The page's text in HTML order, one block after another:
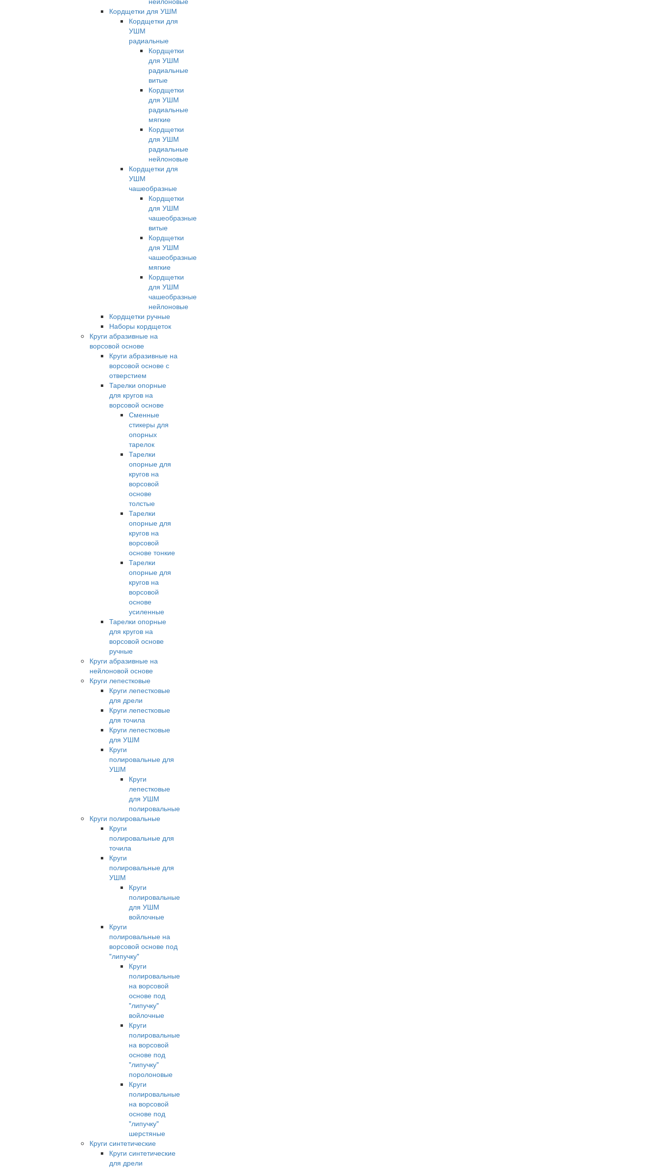
Кордщетки для УШМ
Кордщетки для
УШМ
радиальные
Кордщетки
для УШМ
радиальные
витые
Кордщетки
для УШМ
радиальные
мягкие
Кордщетки
для УШМ
радиальные
нейлоновые
Кордщетки для
УШМ
чашеобразные
Кордщетки
для УШМ
чашеобразные
витые
Кордщетки
для УШМ
чашеобразные
мягкие
Кордщетки
для УШМ
чашеобразные
нейлоновые
Кордщетки ручные
Наборы кордщеток
Круги абразивные на
ворсовой основе
Круги абразивные на
ворсовой основе с
отверстием
Тарелки опорные
для кругов на
ворсовой основе
Сменные
стикеры для
опорных
тарелок
Тарелки
опорные для
кругов на
ворсовой
основе
толстые
Тарелки
опорные для
кругов на
ворсовой
основе тонкие
Тарелки
опорные для
кругов на
ворсовой
основе
усиленные
Тарелки опорные
для кругов на
ворсовой основе
ручные
Круги абразивные на
нейлоновой основе
Круги лепестковые
Круги лепестковые
для дрели
Круги лепестковые
для точила
Круги лепестковые
для УШМ
Круги
полировальные для
УШМ
Круги
лепестковые
для УШМ
полировальные
Круги полировальные
Круги
полировальные для
точила
Круги
полировальные для
УШМ
Круги
полировальные
для УШМ
войлочные
Круги
полировальные на
ворсовой основе под
"липучку"
Круги
полировальные
на ворсовой
основе под
"липучку"
войлочные
Круги
полировальные
на ворсовой
основе под
"липучку"
поролоновые
Круги
полировальные
на ворсовой
основе под
"липучку"
шерстяные
Круги синтетические
Круги синтетические
для дрели